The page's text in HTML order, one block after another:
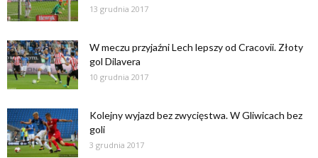
13 grudnia 2017
W meczu przyjaźni Lech lepszy od Cracovii. Złoty
gol Dilavera
10 grudnia 2017
Kolejny wyjazd bez zwycięstwa. W Gliwicach bez
goli
3 grudnia 2017